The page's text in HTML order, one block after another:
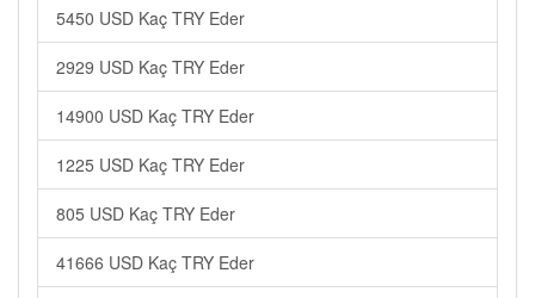
5450 USD Kaç TRY Eder
2929 USD Kaç TRY Eder
14900 USD Kaç TRY Eder
1225 USD Kaç TRY Eder
805 USD Kaç TRY Eder
41666 USD Kaç TRY Eder